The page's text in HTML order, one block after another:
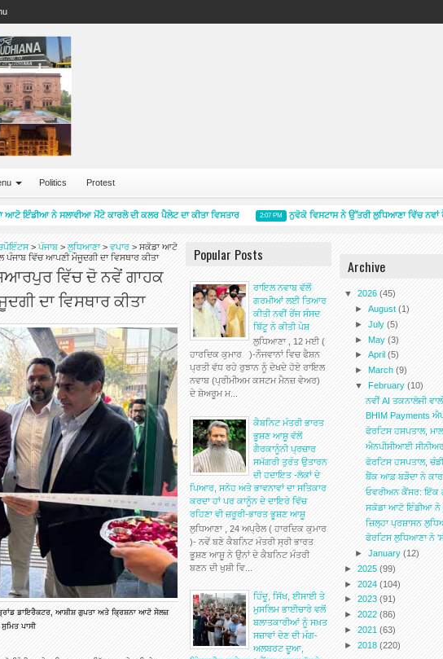
Politics Protest
ਇੰਡੀਆ ਨੇ ਸਲਾਵੀਆ ਮੋਂਟੇ ਕਾਰਲੋ ਦੀ ਕਲਰ ਪੈਲੇਟ ਦਾ ਕੀਤਾ ਵਿਸਤਾਰ 2:07 PM ਨੁਵੋਕੋ ਵਿਸਟਾਸ ਨੇ ਉੱਤਰੀ ਲੁਧਿਆਣਾ ਵਿੱਚ ਨਵਾਂ
>ਪੰਜਾਬ > ਲੁਧਿਆਣਾ> ਵਪਾਰ > ਸਕੋਡਾ ਆਟੋ
ਵਿੱਚ ਆਪਣੀ ਮੌਜੂਦਗੀ ਦਾ ਵਿਸਥਾਰ ਕੀਤਾ
ਵਿੱਚ ਦੋ ਨਵੇਂ ਗਾਹਕ
ਦਾ ਵਿਸਥਾਰ ਕੀਤਾ
ਡਾਇਰੈਕਟਰ, ਆਸ਼ੀਸ਼ ਗੁਪਤਾ ਅਤੇ ਕ੍ਰਿਸ਼ਨਾ ਆਟੋ ਸੇਲਜ਼
ਪਾਸੀ
Archive
▼ 2026 (45)
►August(1)
►July(5)
►May(3)
►April(5)
► March(9)
▼February(10)
ਨਵੀਂ AI ਤਕਨਾਲੋਜੀ
BHIM Payments
ਫੋਰਟਿਸ ਹਸਪਤਾਲ,
ਐਨਪੀਸੀਆਈ
ਫੋਰਟਿਸ ਹਸਪਤਾਲ,
ਬੈਂਕ ਆਫ਼ ਬੜੌਦਾ ਨੇ ਕਾਰ
ਓਵਰੀਅਨ ਕੈਂਸਰ: ਇੱਕ
ਸਕੋਡਾ ਆਟੋ ਇੰਡੀਆ ਨੇ
ਜ਼ਿਲ੍ਹਾ ਪ੍ਰਸ਼ਾਸਨ
ਫੋਰਟਿਸ ਲੁਧਿਆਣਾ ਨੇ
►January(12)
► 2025 (99)
► 2024 (104)
► 2023 (91)
► 2022 (86)
► 2021 (63)
► 2018 (220)
Popular Posts
ਰਾਇਲ ਨਵਾਬ ਵੱਲੋਂ
ਗਰਮੀਆਂ ਲਈ ਤਿਆਰ
ਕੀਤੀ ਨਵੀਂ ਰੇਂਜ ਸੰਸਦ
ਬਿੱਟੂ ਨੇ ਕੀਤੀ ਪੇਸ਼
ਲੁਧਿਆਣਾ , 12 ਮਈ (
ਹਾਰਦਿਕ ਕੁਮਾਰ )-ਨੌਜਵਾਨਾਂ ਵਿਚ ਫੈਸ਼ਨ
ਪ੍ਰਤੀ ਵੱਧ ਰਹੇ ਰੁਝਾਨ ਨੂੰ ਦੇਖਦੇ ਹੋਏ ਰਾਇਲ
ਨਵਾਬ (ਪ੍ਰੀਮੀਅਮ ਕਸਟਮ ਮੈਨਜ਼ ਵੇਅਰ)
ਦੇ ਸ਼ੋਅਰੂਮ ਮ...
ਕੈਬਨਿਟ ਮੰਤਰੀ ਭਾਰਤ
ਭੂਸ਼ਣ ਆਸ਼ੂ ਵੱਲੋਂ
ਗੈਰਕਾਨੂੰਨੀ ਪ੍ਰਚਾਰ
ਸਮੱਗਰੀ ਤੁਰੰਤ ਉਤਾਰਨ
ਦੀ ਹਦਾਇਤ -ਲੋਕਾਂ ਦੇ
ਪਿਆਰ, ਸਨੇਹ ਅਤੇ ਭਾਵਨਾਵਾਂ ਦਾ ਸਤਿਕਾਰ
ਕਰਦਾ ਹਾਂ ਪਰ ਕਾਨੂੰਨ ਦੇ ਦਾਇਰੇ ਵਿੱਚ
ਰਹਿਣਾ ਵੀ ਜ਼ਰੂਰੀ-ਭਾਰਤ ਭੂਸ਼ਣ ਆਸ਼ੂ
ਲੁਧਿਆਣਾ , 24 ਅਪ੍ਰੈਲ ( ਹਾਰਦਿਕ ਕੁਮਾਰ
)- ਨਵੇਂ ਬਣੇ ਕੈਬਨਿਟ ਮੰਤਰੀ ਸ੍ਰੀ ਭਾਰਤ
ਭੂਸ਼ਣ ਆਸ਼ੂ ਨੇ ਉਨਾਂ ਦੇ ਕੈਬਨਿਟ ਮੰਤਰੀ
ਬਣਨ ਦੀ ਖੁਸ਼ੀ ਵਿ...
ਹਿੰਦੂ, ਸਿੱਖ, ਈਸਾਈ ਤੇ
ਮੁਸਲਿਮ ਭਾਈਚਾਰੇ ਵਲੋਂ
ਬਲਾਤਕਾਰੀਆਂ ਨੂੰ ਸਖ਼ਤ
ਸਜ਼ਾਵਾਂ ਦੇਣ ਦੀ ਮੰਗ-
ਅਲਬਰਟ ਦੂਆ,